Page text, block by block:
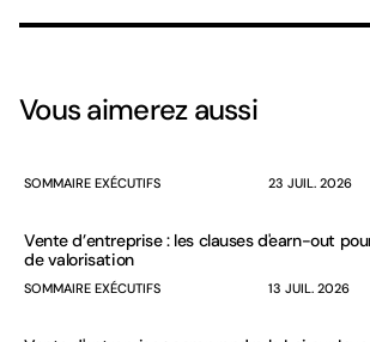
Vous aimerez aussi
SOMMAIRE EXÉCUTIFS 23 JUIL. 2026
Vente d’entreprise : les clauses d'earn-out
de valorisation
SOMMAIRE EXÉCUTIFS 13 JUIL. 2026